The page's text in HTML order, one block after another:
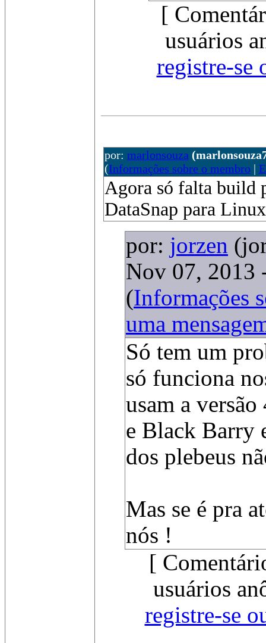
[
usuários
registre-se
por: marlonsouza
(Informações sobre o membro|
Agora só falta build
DataSnap para
por: jorzen
Nov 07, 2013
(Informações
uma
Só tem um
só funciona
usam a
e Black Barry
dos plebeus
Mas se é pra
nós !
[
usuários
registre-se